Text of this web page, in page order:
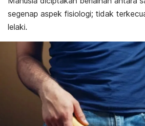
segenap aspek fisiologi; tidak
lelaki.